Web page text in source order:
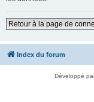
Retour à la page de
Index du forum
Développé